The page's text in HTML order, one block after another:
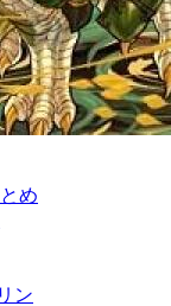
め
ン